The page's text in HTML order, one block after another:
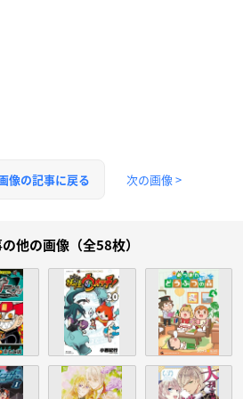
像の記事に戻る 次の画像 >
他の画像（全58枚）